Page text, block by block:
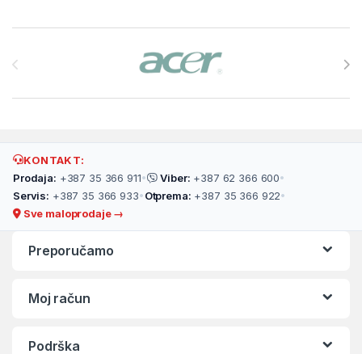
KONTAKT:
Prodaja: +387 35 366 911• Viber: +387 62 366 600•
Servis: +387 35 366 933• Otprema: +387 35 366 922•
Sve maloprodaje →
Preporučamo
Moj račun
Podrška